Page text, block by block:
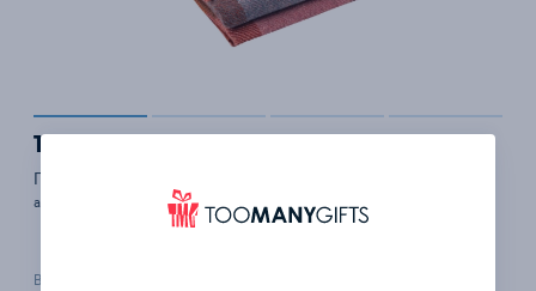
19 882 ₽
Плед Arequipa, фиолетовый с серым
арт. 19020.57
В наличии 6 шт.